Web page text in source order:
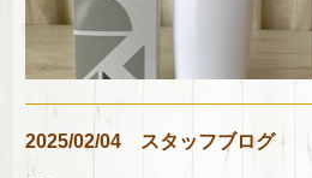
2025/02/04 スタッフブログ